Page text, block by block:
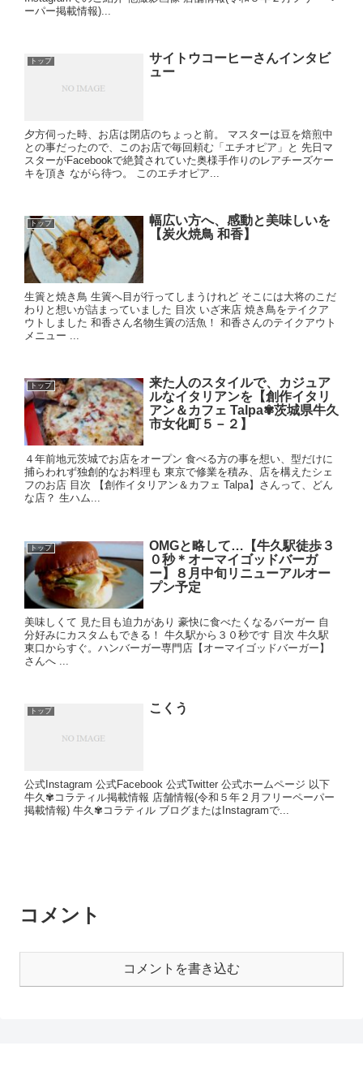
ーパー掲載情報)...
トップ
サイトウコーヒーさんインタビ
ュー
夕方伺った時、お店は閉店のちょっと前。 マスターは豆を焙煎中
との事だったので、このお店で毎回頼む「エチオピア」と 先日マ
スターがFacebookで絶賛されていた奥様手作りのレアチーズケー
キを頂き ながら待つ。 このエチオピア...
トップ
幅広い方へ、感動と美味しいを
【炭火焼鳥 和香】
生簀と焼き鳥 生簀へ目が行ってしまうけれど そこには大将のこだ
わりと想いが詰まっていました 目次 いざ来店 焼き鳥をテイクア
ウトしました 和香さん名物生簀の活魚！ 和香さんのテイクアウト
メニュー ...
トップ
来た人のスタイルで、カジュア
ルなイタリアンを【創作イタリ
アン＆カフェ Talpa✾茨城県牛久
市女化町５－２】
４年前地元茨城でお店をオープン 食べる方の事を想い、型だけに
捕らわれず独創的なお料理も 東京で修業を積み、店を構えたシェ
フのお店 目次 【創作イタリアン＆カフェ Talpa】さんって、どん
な店？ 生ハム...
トップ
OMGと略して…【牛久駅徒歩３
０秒＊オーマイゴッドバーガ
ー】８月中旬リニューアルオー
プン予定
美味しくて 見た目も迫力があり 豪快に食べたくなるバーガー 自
分好みにカスタムもできる！ 牛久駅から３０秒です 目次 牛久駅
東口からすぐ。ハンバーガー専門店【オーマイゴッドバーガー】
さんへ ...
トップ こくう
公式Instagram 公式Facebook 公式Twitter 公式ホームページ 以下
牛久✾コラティル掲載情報 店舗情報(令和５年２月フリーペーパー
掲載情報) 牛久✾コラティル ブログまたはInstagramで...
コメント
コメントを書き込む